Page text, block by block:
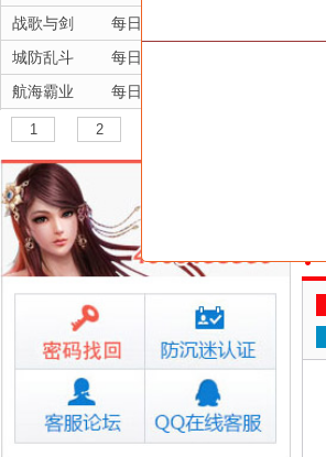
战歌与剑
每日新服
城防乱斗
每日新服
航海霸业
每日新服
晴空双子
深渊契约
每日新服
坠落守望者
正中靶心
每日新服
神兵奇迹
每日新服
今日 10:00点
微乐捕鱼千炮版每日新服
今日 10:00点
帕瓦勇者传说
今日 10:00点
群英风华录
每日新服
今日 10:00点
小小仙王
今日 10:00点
少年名将
每日新服
今日 10:00点
1 2